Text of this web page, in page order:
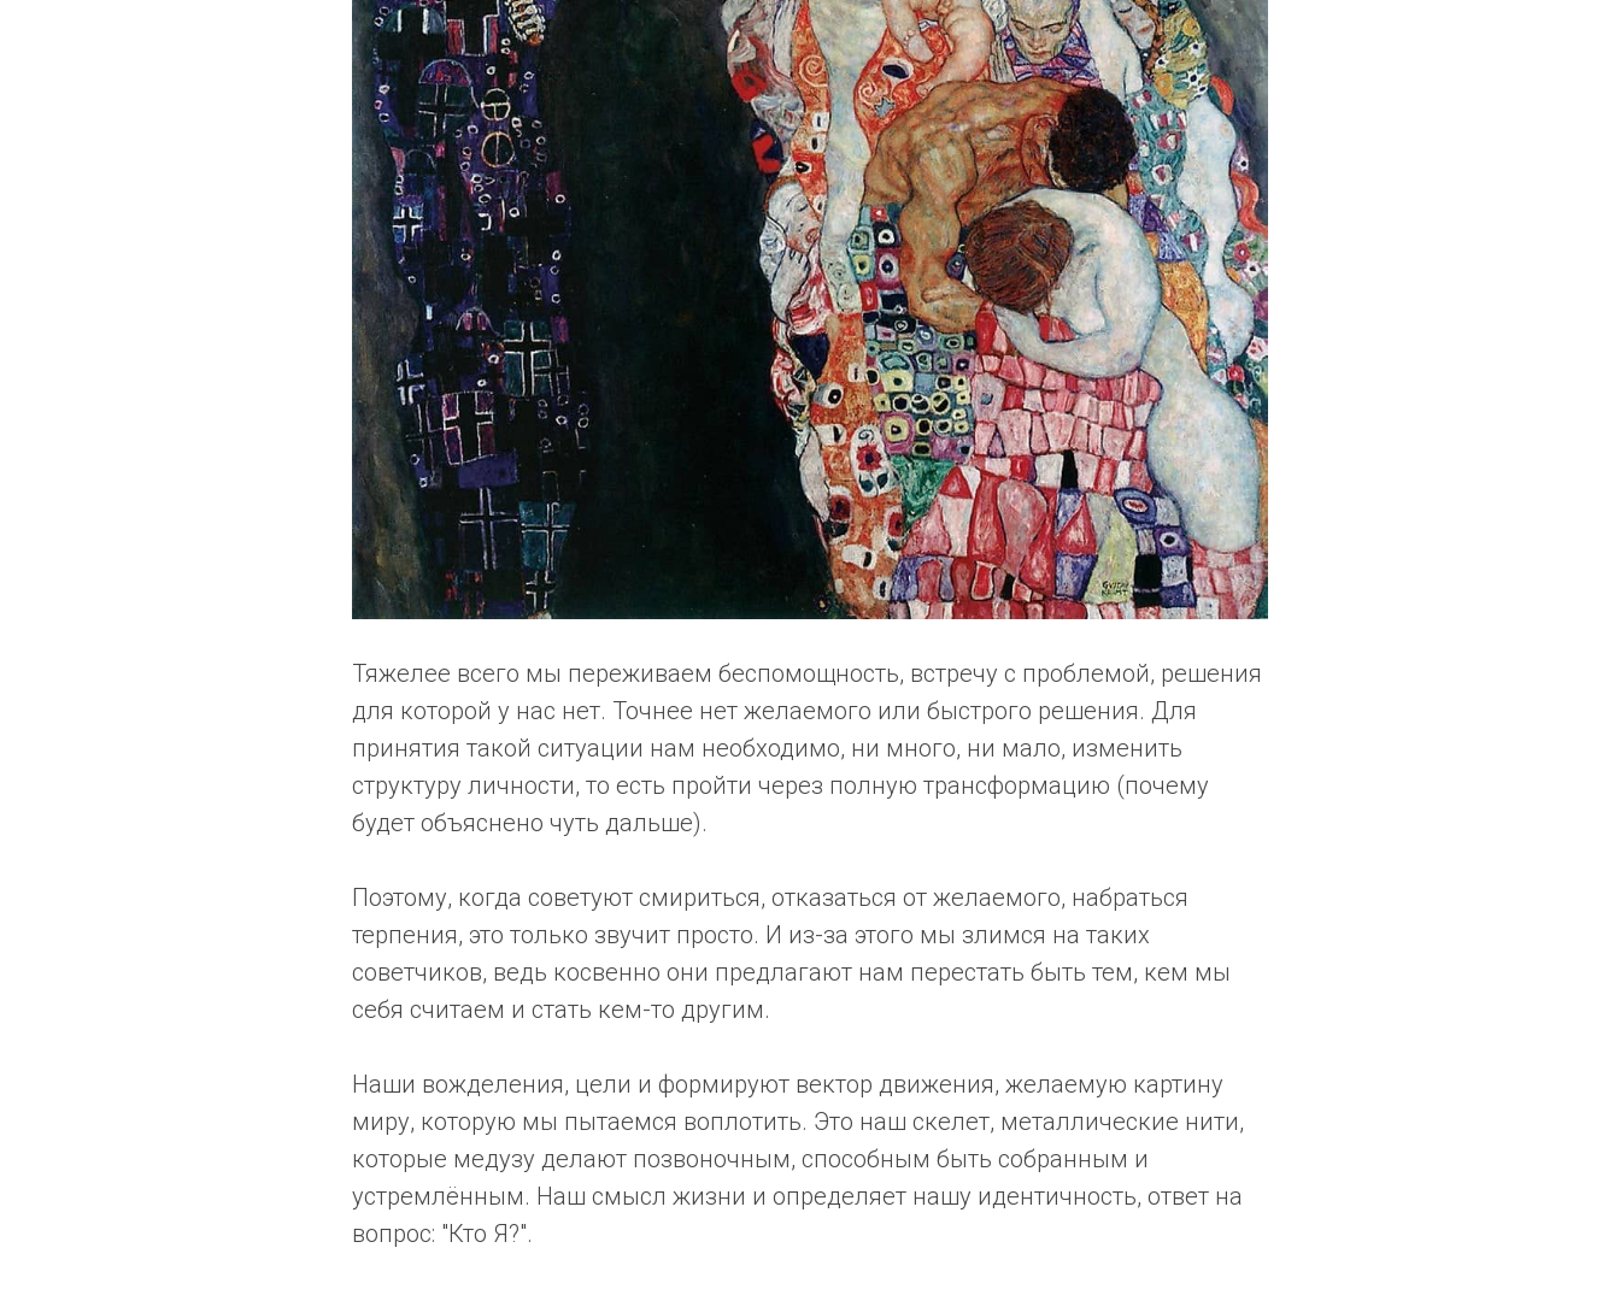
Тяжелее всего мы переживаем беспомощность, встречу с проблемой, решения
для которой у нас нет. Точнее нет желаемого или быстрого решения. Для
принятия такой ситуации нам необходимо, ни много, ни мало, изменить
структуру личности, то есть пройти через полную трансформацию (почему
будет объяснено чуть дальше).
Поэтому, когда советуют смириться, отказаться от желаемого, набраться
терпения, это только звучит просто. И из-за этого мы злимся на таких
советчиков, ведь косвенно они предлагают нам перестать быть тем, кем мы
себя считаем и стать кем-то другим.
Наши вожделения, цели и формируют вектор движения, желаемую картину
миру, которую мы пытаемся воплотить. Это наш скелет, металлические нити,
которые медузу делают позвоночным, способным быть собранным и
устремлённым. Наш смысл жизни и определяет нашу идентичность, ответ на
вопрос: "Кто Я?".